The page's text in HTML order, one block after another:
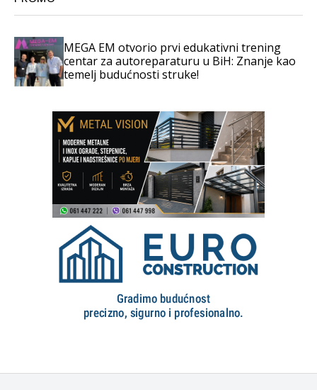
MEGA EM otvorio prvi edukativni trening
centar za autoreparaturu u BiH: Znanje kao
temelj budućnosti struke!